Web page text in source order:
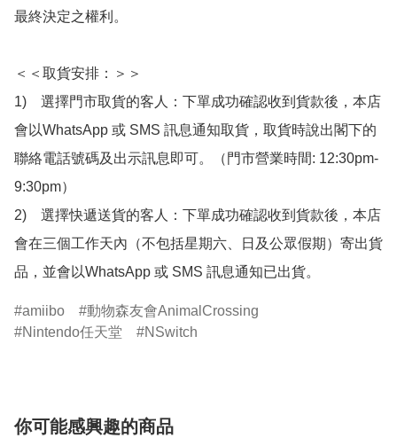
最終決定之權利。
＜＜取貨安排：＞＞
1)　選擇門市取貨的客人：下單成功確認收到貨款後，本店
會以WhatsApp 或 SMS 訊息通知取貨，取貨時說出閣下的
聯絡電話號碼及出示訊息即可。（門市營業時間: 12:30pm-
9:30pm）
2)　選擇快遞送貨的客人：下單成功確認收到貨款後，本店
會在三個工作天內（不包括星期六、日及公眾假期）寄出貨
品，並會以WhatsApp 或 SMS 訊息通知已出貨。
amiibo
動物森友會AnimalCrossing
Nintendo任天堂
NSwitch
你可能感興趣的商品